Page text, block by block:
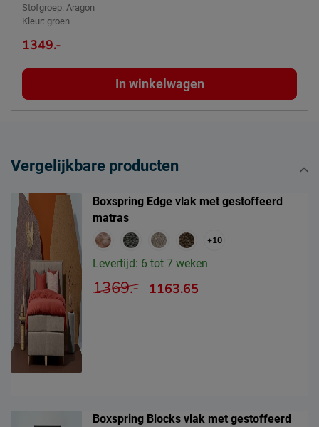
Stofgroep: Aragon
Kleur: groen
1349.-
In winkelwagen
Vergelijkbare producten
Boxspring Edge vlak met gestoffeerd
matras
+10
Levertijd: 6 tot 7 weken
1369.- 1163.65
Boxspring Blocks vlak met gestoffeerd